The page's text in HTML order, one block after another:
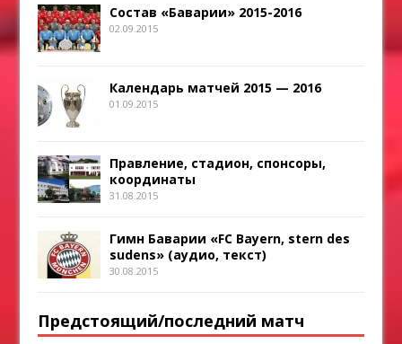
Состав «Баварии» 2015-2016
02.09.2015
Календарь матчей 2015 — 2016
01.09.2015
Правление, стадион, спонсоры,
координаты
31.08.2015
Гимн Баварии «FC Bayern, stern des
sudens» (аудио, текст)
30.08.2015
Предстоящий/последний матч